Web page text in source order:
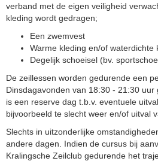
verband met de eigen veiligheid
kleding wordt gedragen;
Een zwemvest
Warme kleding en/of waterdichte
Degelijk schoeisel (bv.
De zeillessen worden gedurende een
Dinsdagavonden van 18:30 - 21:30
is een reserve dag t.b.v. eventuele
bijvoorbeeld te slecht weer en/of uitval
Slechts in uitzonderlijke
andere dagen. Indien de cursus bij
Kralingsche Zeilclub gedurende het